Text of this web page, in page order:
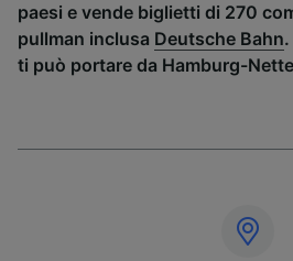
paesi e vende biglietti di 270
pullman inclusa Deutsche Bahn
ti può portare da Hamburg-